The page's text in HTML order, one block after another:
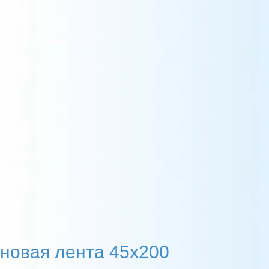
лента 45х200